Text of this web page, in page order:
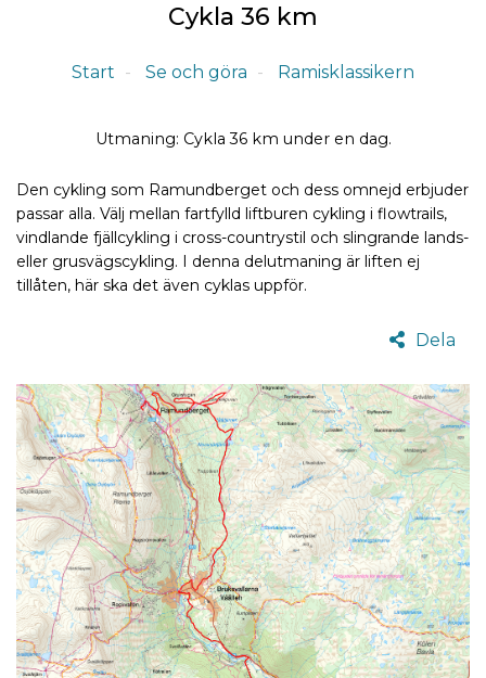
Cykla 36 km
Start Se och göra Ramisklassikern
Utmaning: Cykla 36 km under en dag.
Den cykling som Ramundberget och dess omnejd erbjuder
passar alla. Välj mellan fartfylld liftburen cykling i flowtrails,
vindlande fjällcykling i cross-countrystil och slingrande lands-
eller grusvägscykling. I denna delutmaning är liften ej
tillåten, här ska det även cyklas uppför.
Dela